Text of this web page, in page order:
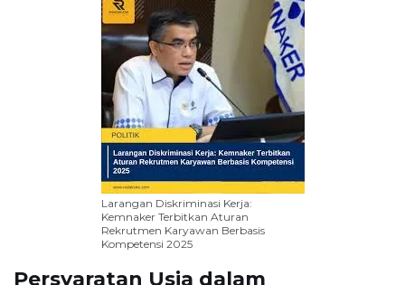
Larangan Diskriminasi Kerja:
Kemnaker Terbitkan Aturan
Rekrutmen Karyawan Berbasis
Kompetensi 2025
Persyaratan Usia dalam